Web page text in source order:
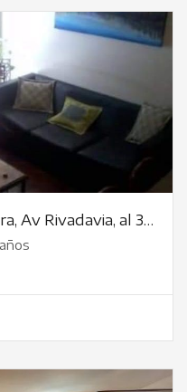
Av Rivadavia, al 3100